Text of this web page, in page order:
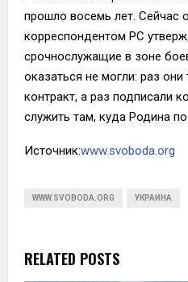
прошло восемь лет. Сейчас
корреспондентом РС
срочнослужащие в зоне
оказаться не могли: раз они
контракт, а раз подписали
служить там, куда Родина
Источник:www.svoboda.org
WWW.SVOBODA.ORG УКРАИНА
RELATED POSTS